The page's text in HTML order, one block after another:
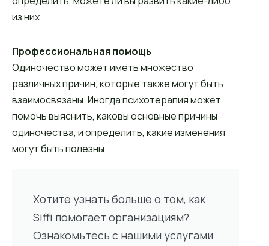
из них.
Профессиональная помощь
Одиночество может иметь множество
различных причин, которые также могут быть
взаимосвязаны. Иногда психотерапия может
помочь выяснить, каковы основные причины
одиночества, и определить, какие изменения
могут быть полезны.
Хотите узнать больше о том, как
Siffi помогает организациям?
Ознакомьтесь с нашими услугами